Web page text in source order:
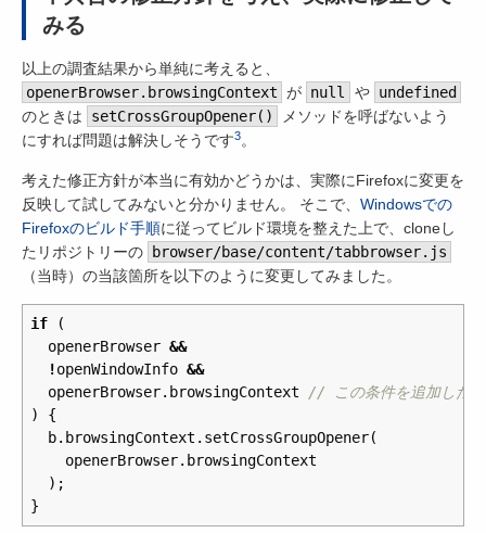
みる
以上の調査結果から単純に考えると、
openerBrowser.browsingContext が null や undefined
のときは
setCrossGroupOpener()
メソッドを呼ばないよう
にすれば問題は解決しそうです3。
考えた修正方針が本当に有効かどうかは、実際にFirefoxに変更を
反映して試してみないと分かりません。 そこで、 Windowsでの
Firefoxのビルド手順に従ってビルド環境を整えた上で、cloneし
たリポジトリーの
browser/base/content/tabbrowser.js
（当時）の当該箇所を以下のように変更してみました。
if
(
openerBrowser &&
!openWindowInfo &&
openerBrowser. browsingContext
// この条件を追加した
)
{
b. browsingContext . setCrossGroupOpener(
openerBrowser. browsingContext
);
}